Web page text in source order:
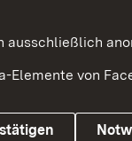
ausschließlich
von